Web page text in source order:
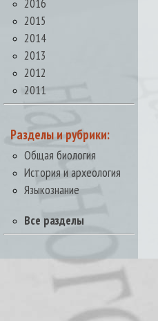
2015
2014
2013
2012
2011
Разделы и рубрики:
Общая биология
История и археология
Языкознание
Все разделы